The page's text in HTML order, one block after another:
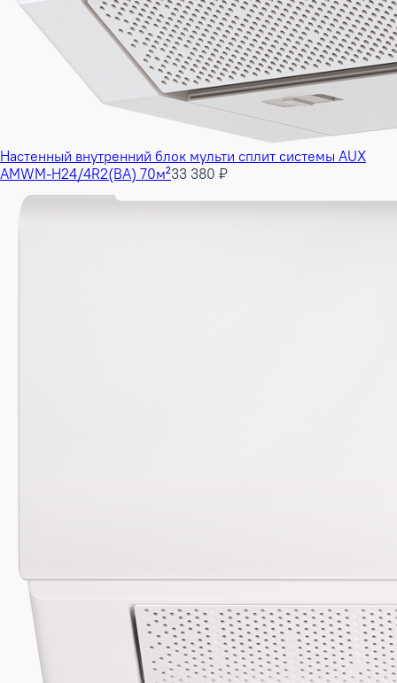
Настенный внутренний блок мульти сплит системы AUX
AMWM-H24/4R2(BA) 70м²33 380 ₽